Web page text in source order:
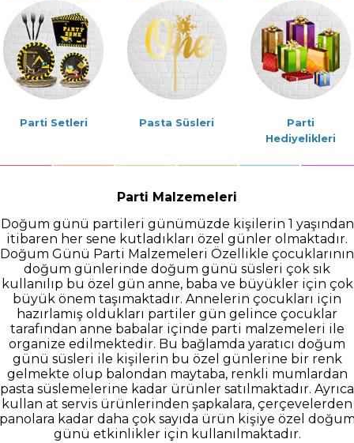
Parti Setleri Pasta Süsleri
Parti
Hediyelikleri
Parti Malzemeleri
Doğum günü partileri günümüzde kişilerin 1 yaşından
itibaren her sene kutladıkları özel günler olmaktadır.
Doğum Günü Parti Malzemeleri Özellikle çocuklarının
doğum günlerinde doğum günü süsleri çok sık
kullanılıp bu özel gün anne, baba ve büyükler için çok
büyük önem taşımaktadır. Annelerin çocukları için
hazırlamış oldukları partiler gün gelince çocuklar
tarafından anne babalar içinde parti malzemeleri ile
organize edilmektedir. Bu bağlamda yaratıcı doğum
günü süsleri ile kişilerin bu özel günlerine bir renk
gelmekte olup balondan maytaba, renkli mumlardan
pasta süslemelerine kadar ürünler satılmaktadır. Ayrıca
kullan at servis ürünlerinden şapkalara, çerçevelerden
kadar daha çok sayıda ürün kişiye özel
günü etkinlikler için kullanılmaktadır.